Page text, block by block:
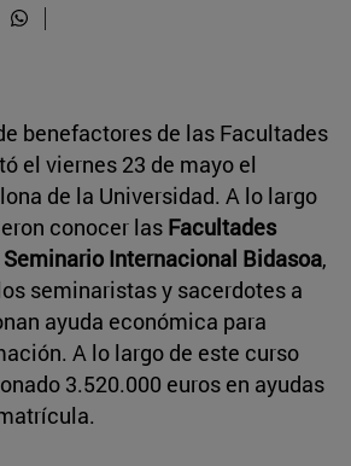
benefactores de las Facultades
el viernes 23 de mayo el
de la Universidad. A lo largo
conocer las Facultades
Seminario Internacional Bidasoa,
seminaristas y sacerdotes a
ayuda económica para
A lo largo de este curso
3.520.000 euros en ayudas